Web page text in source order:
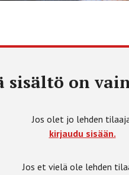
sisältö on
Jos olet jo lehden
kirjaudu sisään.
Jos et vielä ole lehden